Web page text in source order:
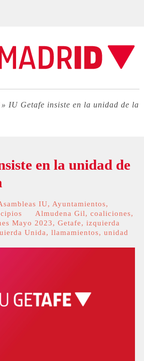
» IU Getafe insiste en la unidad de la
en la unidad de
IU, Ayuntamientos,
Almudena Gil, coaliciones,
Mayo 2023, Getafe, izquierda
Unida, llamamientos, unidad